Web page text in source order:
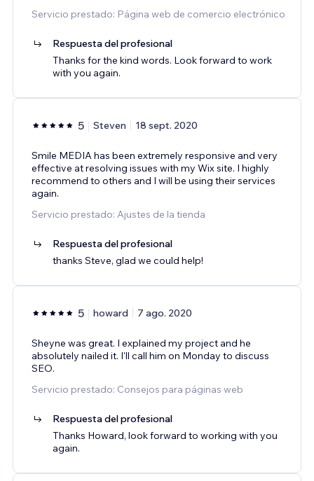
Servicio prestado: Página web de comercio electrónico
Respuesta del profesional
Thanks for the kind words. Look forward to work
with you again.
5 Steven 18 sept. 2020
Smile MEDIA has been extremely responsive and very
effective at resolving issues with my Wix site. I highly
recommend to others and I will be using their services
again.
Servicio prestado: Ajustes de la tienda
Respuesta del profesional
thanks Steve, glad we could help!
5 howard 7 ago. 2020
Sheyne was great. I explained my project and he
absolutely nailed it. I'll call him on Monday to discuss
SEO.
Servicio prestado: Consejos para páginas web
Respuesta del profesional
Thanks Howard, look forward to working with you
again.